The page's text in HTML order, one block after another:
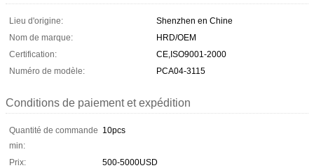
Lieu d'origine:
Shenzhen en Chine
Nom de marque:
HRD/OEM
Certification:
CE,ISO9001-2000
Numéro de modèle:
PCA04-3115
Conditions de paiement et expédition
Quantité de commande
min:
10pcs
Prix:
500-5000USD